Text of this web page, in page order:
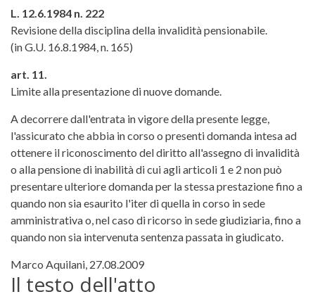
L. 12.6.1984 n. 222
Revisione della disciplina della invalidità pensionabile.
(in G.U. 16.8.1984, n. 165)
art. 11.
Limite alla presentazione di nuove domande.
A decorrere dall'entrata in vigore della presente legge,
l'assicurato che abbia in corso o presenti domanda intesa ad
ottenere il riconoscimento del diritto all'assegno di invalidità
o alla pensione di inabilità di cui agli articoli 1 e 2 non può
presentare ulteriore domanda per la stessa prestazione fino a
quando non sia esaurito l'iter di quella in corso in sede
amministrativa o, nel caso di ricorso in sede giudiziaria, fino a
quando non sia intervenuta sentenza passata in giudicato.
Marco Aquilani, 27.08.2009
Il testo dell'atto